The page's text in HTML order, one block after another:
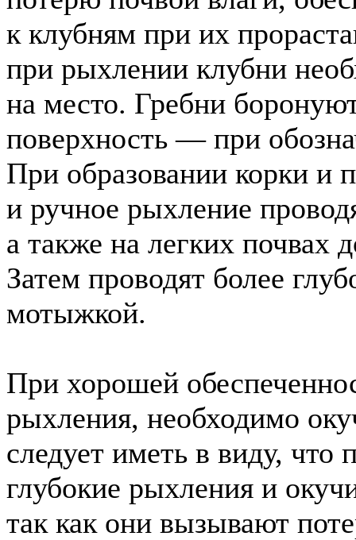
к клубням при их
при рыхлении клубни
на место. Гребни
поверхность — при
При образовании корки и
и ручное рыхление
а также на легких почвах
Затем проводят более
мотыжкой.
При хорошей
рыхления, необходимо
следует иметь в виду, что
глубокие рыхления и
так как они вызывают